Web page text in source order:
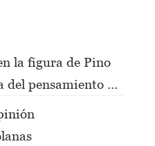
la figura de Pino
pensamiento de